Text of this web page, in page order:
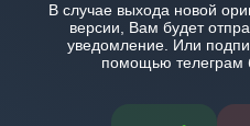
В случае выхода новой
версии, Вам будет
уведомление. Или
помощью телеграм